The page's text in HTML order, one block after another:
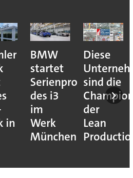
in
BMW
startet
Serienproduktion
des i3
im
Werk
München
Diese
sind die
der
Lean